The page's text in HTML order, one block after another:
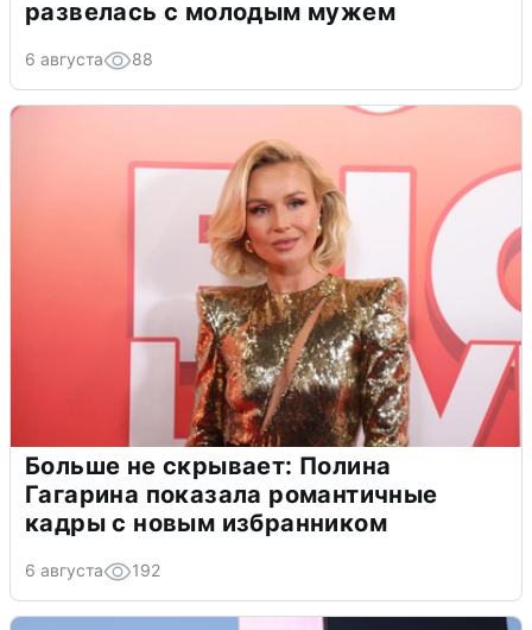
развелась с молодым мужем
6 августа 88
Больше не скрывает: Полина
Гагарина показала романтичные
кадры с новым избранником
6 августа 192